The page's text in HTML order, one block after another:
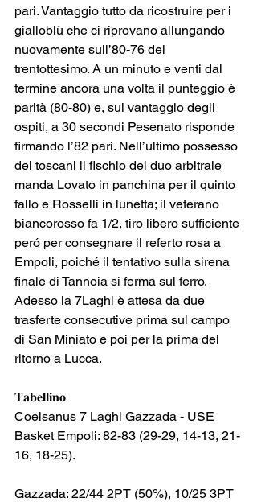
pari. Vantaggio tutto da ricostruire per i
gialloblù che ci riprovano allungando
nuovamente sull’80-76 del
trentottesimo. A un minuto e venti dal
termine ancora una volta il punteggio è
parità (80-80) e, sul vantaggio degli
ospiti, a 30 secondi Pesenato risponde
firmando l’82 pari. Nell’ultimo possesso
dei toscani il fischio del duo arbitrale
manda Lovato in panchina per il quinto
fallo e Rosselli in lunetta; il veterano
biancorosso fa 1/2, tiro libero sufficiente
peró per consegnare il referto rosa a
Empoli, poiché il tentativo sulla sirena
finale di Tannoia si ferma sul ferro.
Adesso la 7Laghi è attesa da due
trasferte consecutive prima sul campo
di San Miniato e poi per la prima del
ritorno a Lucca.
𝐓𝐚𝐛𝐞𝐥𝐥𝐢𝐧𝐨
Coelsanus 7 Laghi Gazzada - USE
Basket Empoli: 82-83 (29-29, 14-13, 21-
16, 18-25).
Gazzada: 22/44 2PT (50%), 10/25 3PT